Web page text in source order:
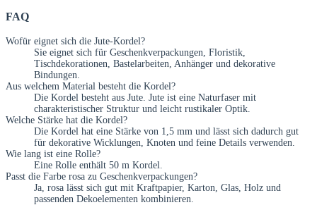
FAQ
Wofür eignet sich die Jute-Kordel?
Sie eignet sich für Geschenkverpackungen, Floristik,
Tischdekorationen, Bastelarbeiten, Anhänger und dekorative
Bindungen.
Aus welchem Material besteht die Kordel?
Die Kordel besteht aus Jute. Jute ist eine Naturfaser mit
charakteristischer Struktur und leicht rustikaler Optik.
Welche Stärke hat die Kordel?
Die Kordel hat eine Stärke von 1,5 mm und lässt sich dadurch gut
für dekorative Wicklungen, Knoten und feine Details verwenden.
Wie lang ist eine Rolle?
Eine Rolle enthält 50 m Kordel.
Passt die Farbe rosa zu Geschenkverpackungen?
Ja, rosa lässt sich gut mit Kraftpapier, Karton, Glas, Holz und
passenden Dekoelementen kombinieren.